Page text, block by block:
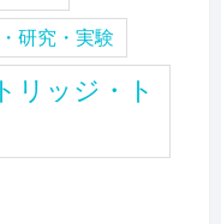
研究・実験
リッジ・ト